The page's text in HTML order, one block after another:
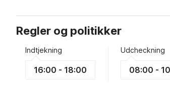
Regler og politikker
Indtjekning
16:00 - 18:00
Udcheckning
08:00 -